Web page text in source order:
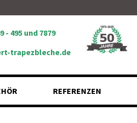
- 495 und 7879
trapezbleche.de
REFERENZEN